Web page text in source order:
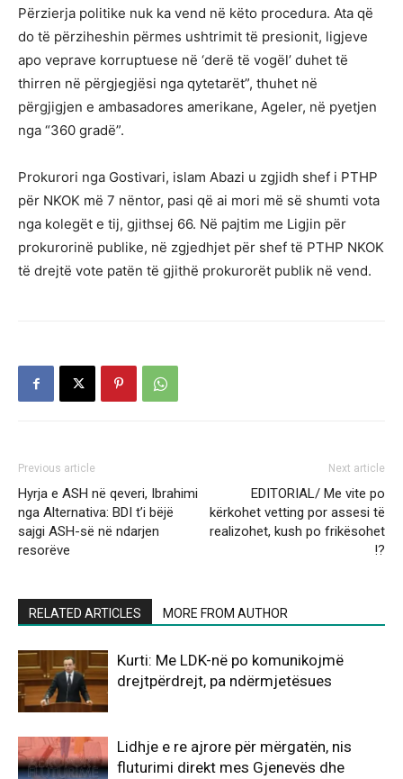
Përzierja politike nuk ka vend në këto procedura. Ata që
do të përziheshin përmes ushtrimit të presionit, ligjeve
apo veprave korruptuese në ‘derë të vogël’ duhet të
thirren në përgjegjësi nga qytetarët”, thuhet në
përgjigjen e ambasadores amerikane, Ageler, në pyetjen
nga “360 gradë”.
Prokurori nga Gostivari, islam Abazi u zgjidh shef i PTHP
për NKOK më 7 nëntor, pasi që ai mori më së shumti vota
nga kolegët e tij, gjithsej 66. Në pajtim me Ligjin për
prokurorinë publike, në zgjedhjet për shef të PTHP NKOK
të drejtë vote patën të gjithë prokurorët publik në vend.
Previous article
Hyrja e ASH në qeveri, Ibrahimi
nga Alternativa: BDI t’i bëjë
sajgi ASH-së në ndarjen
resorëve
Next article
EDITORIAL/ Me vite po
kërkohet vetting por assesi të
realizohet, kush po frikësohet
!?
RELATED ARTICLES MORE FROM AUTHOR
Kurti: Me LDK-në po komunikojmë
drejtpërdrejt, pa ndërmjetësues
Lidhje e re ajrore për mërgatën, nis
fluturimi direkt mes Gjenevës dhe